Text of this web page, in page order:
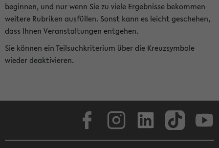
beginnen, und nur wenn Sie zu viele Ergebnisse bekommen
weitere Rubriken ausfüllen. Sonst kann es leicht geschehen,
dass Ihnen Veranstaltungen entgehen.
Sie können ein Teilsuchkriterium über die Kreuzsymbole
wieder deaktivieren.